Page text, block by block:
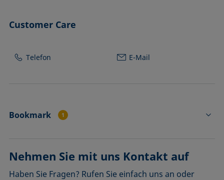
Customer Care
Telefon E-Mail
Bookmark 1
Nehmen Sie mit uns Kontakt auf
Haben Sie Fragen? Rufen Sie einfach uns an oder